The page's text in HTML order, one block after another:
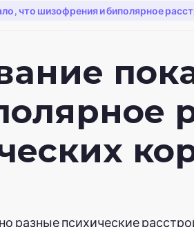
что шизофрения и биполярное
разные психические